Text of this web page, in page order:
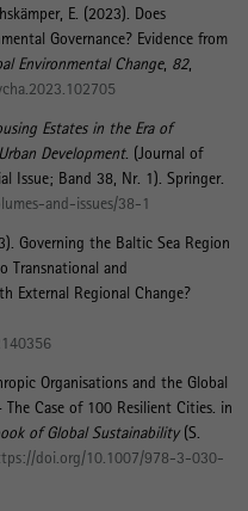
E. (2023). Does
Governance? Evidence from
Environmental Change, 82,
Estates in the Era of
Development. (Journal of
Issue; Band 38, Nr. 1). Springer.
and-issues/38-1
Governing the Baltic Sea Region
Transnational and
External Regional Change?
Organisations and the Global
Case of 100 Resilient Cities . in
of Global Sustainability(S.
doi.org/10.1007/978-3-030-